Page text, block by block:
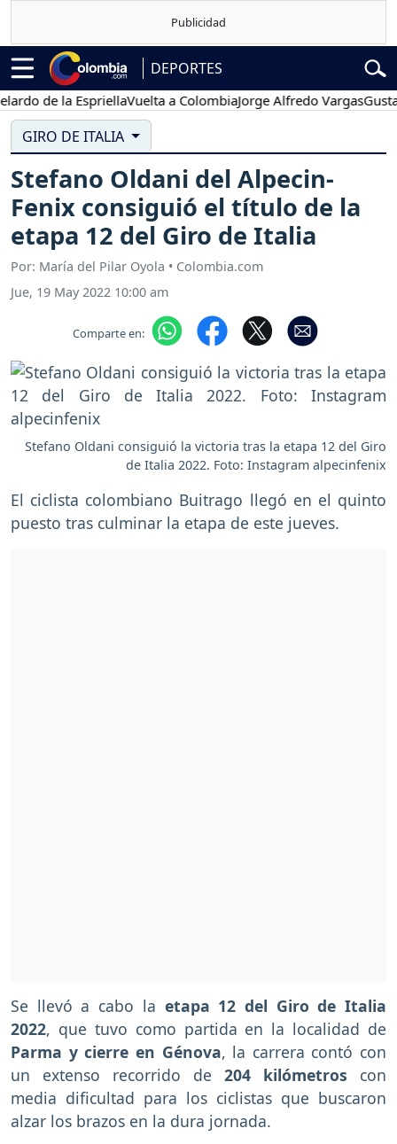
DEPORTES
la EspriellaVuelta a ColombiaJorge Alfredo VargasGustavo
GIRO DE ITALIA
Stefano Oldani del Alpecin-
Fenix consiguió el título de la
etapa 12 del Giro de Italia
Por: María del Pilar Oyola • Colombia.com
Jue, 19 May 2022 10:00 am
Comparte en:
Stefano Oldani consiguió la victoria tras la etapa 12 del Giro
de Italia 2022. Foto: Instagram alpecinfenix
El ciclista colombiano Buitrago llegó en el quinto
puesto tras culminar la etapa de este jueves.
Se llevó a cabo la etapa 12 del Giro de Italia
2022, que tuvo como partida en la localidad de
Parma y cierre en Génova, la carrera contó con
un extenso recorrido de 204 kilómetros con
media dificultad para los ciclistas que buscaron
alzar los brazos en la dura jornada.